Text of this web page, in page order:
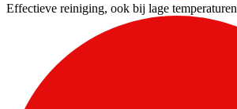
Effectieve reiniging, ook bij lage temperaturen